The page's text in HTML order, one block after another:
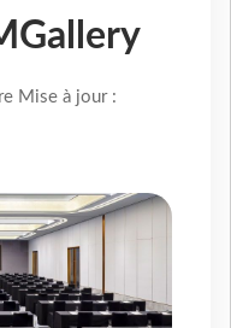
Mise à jour :